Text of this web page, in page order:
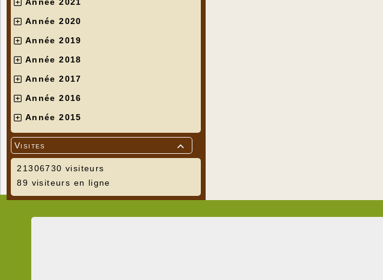
Année 2020
Année 2019
Année 2018
Année 2017
Année 2016
Année 2015

Visites
21306730 visiteurs
89 visiteurs en ligne